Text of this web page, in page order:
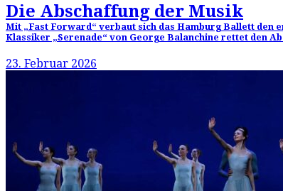
Die Abschaffung der Musik
Mit „Fast Forward“ verbaut sich das Hamburg Ballett
Klassiker „Serenade“ von George Balanchine rettet den
23. Februar 2026